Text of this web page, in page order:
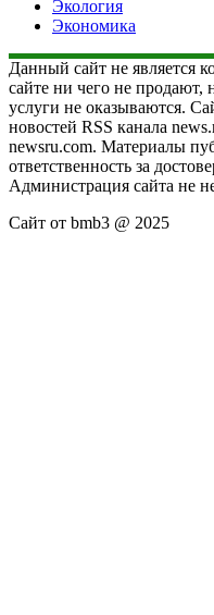
Экология
Экономика
Данный сайт не является
сайте ни чего не продают,
услуги не оказываются.
новостей RSS канала
newsru.com. Материалы
ответственность за
Администрация сайта не
Сайт от bmb3 @ 2025